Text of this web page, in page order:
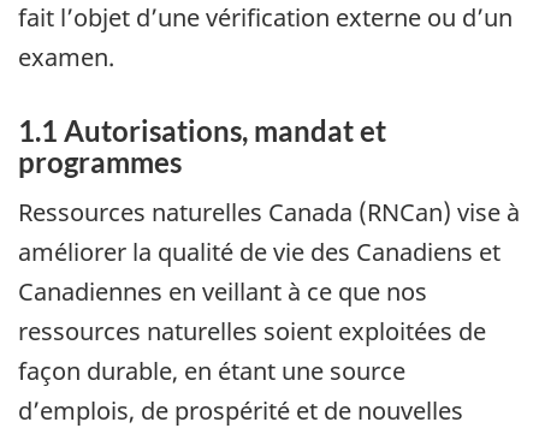
fait l’objet d’une vérification externe ou d’un
examen.
1.1 Autorisations, mandat et
programmes
Ressources naturelles Canada (RNCan) vise à
améliorer la qualité de vie des Canadiens et
Canadiennes en veillant à ce que nos
ressources naturelles soient exploitées de
façon durable, en étant une source
d’emplois, de prospérité et de nouvelles